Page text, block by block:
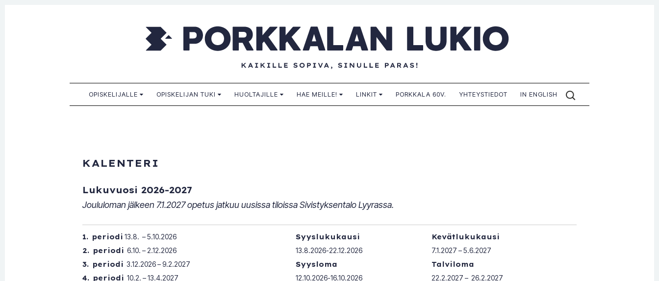
Porkkalan lukio
Kaikille sopiva, sinulle paras!
OPISKELIJALLE
OPISKELIJAN TUKI HUOLTAJILLE HAE MEILLE! LINKIT PORKKALA 60V. YHTEYSTIEDOT IN ENGLISH
ETSI
SIVUILTA:
KALENTERI
Lukuvuosi 2026-2027
Joululoman jälkeen 7.1.2027 opetus jatkuu uusissa tiloissa Sivistyksentalo Lyyrassa.
1. periodi 13.8. – 5.10.2026
2. periodi 6.10. – 2.12.2026
3. periodi 3.12.2026 – 9.2.2027
4. periodi 10.2. – 13.4.2027
Syyslukukausi
13.8.2026-22.12.2026
Syysloma
12.10.2026-16.10.2026
Kevätlukukausi
7.1.2027 – 5.6.2027
Talviloma
22.2.2027 – 26.2.2027